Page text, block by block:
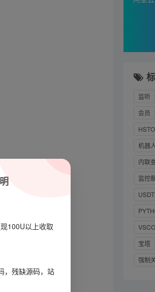
监听
会员
机器
内联
监控
宝塔
强制
100U以上收取
，残缺源码，站